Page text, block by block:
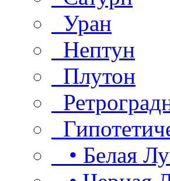
Уран
Нептун
Плутон
• Белая